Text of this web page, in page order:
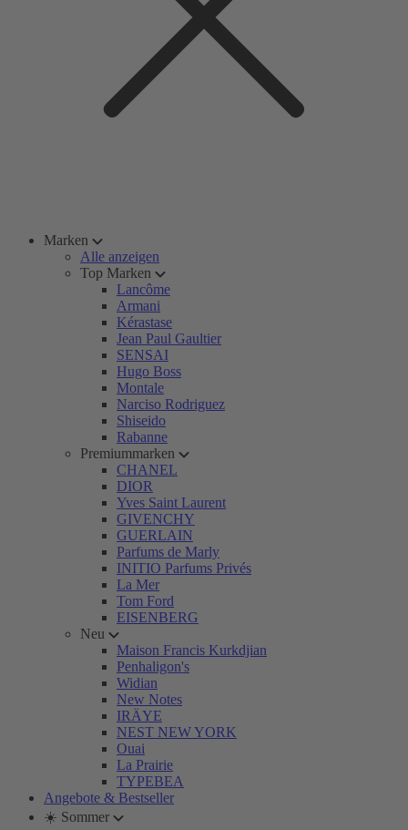
Marken
Alle anzeigen
Top Marken
Lancôme
Armani
Kérastase
Jean Paul Gaultier
SENSAI
Hugo Boss
Montale
Narciso Rodriguez
Shiseido
Rabanne
Premiummarken
CHANEL
DIOR
Yves Saint Laurent
GIVENCHY
GUERLAIN
Parfums de Marly
INITIO Parfums Privés
La Mer
Tom Ford
EISENBERG
Neu
Maison Francis Kurkdjian
Penhaligon's
Widian
New Notes
IRÄYE
NEST NEW YORK
Ouai
La Prairie
TYPEBEA
Angebote & Bestseller
☀️ Sommer